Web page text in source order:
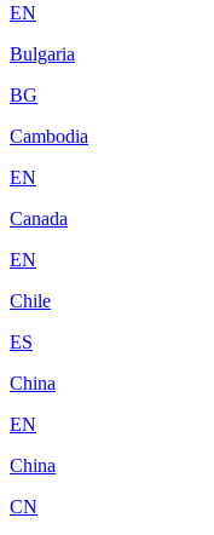
EN
Bulgaria
BG
Cambodia
EN
Canada
EN
Chile
ES
China
EN
China
CN